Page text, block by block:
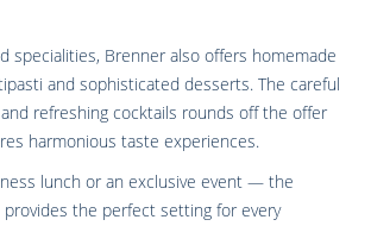
specialities, Brenner also offers homemade
and sophisticated desserts. The careful
refreshing cocktails rounds off the offer
harmonious taste experiences.
lunch or an exclusive event — the
the perfect setting for every